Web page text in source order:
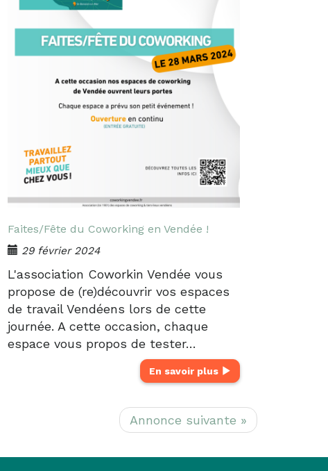
Faites/Fête du Coworking en Vendée !
29 février 2024
L'association Coworkin Vendée vous
propose de (re)découvrir vos espaces
de travail Vendéens lors de cette
journée. A cette occasion, chaque
espace vous propos de tester…
En savoir plus
Annonce suivante »